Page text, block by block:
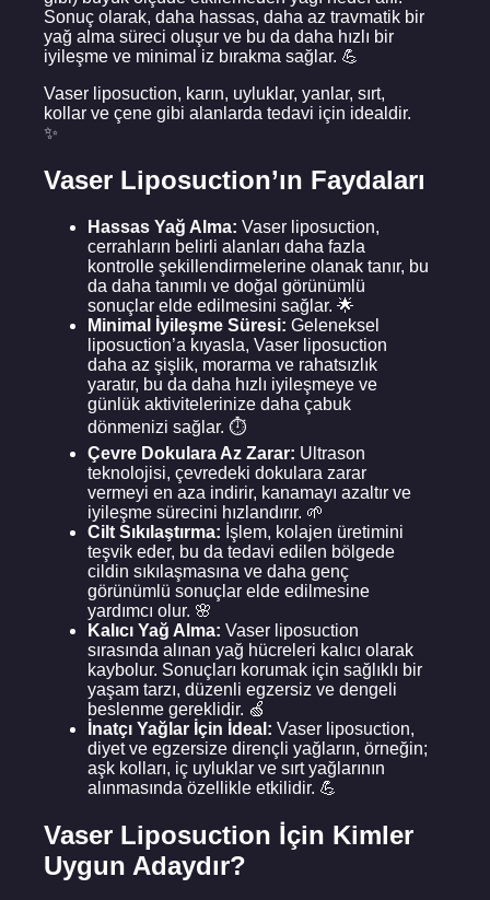
Sonuç olarak, daha hassas, daha az travmatik bir
yağ alma süreci oluşur ve bu da daha hızlı bir
iyileşme ve minimal iz bırakma sağlar. 💪
Vaser liposuction, karın, uyluklar, yanlar, sırt,
kollar ve çene gibi alanlarda tedavi için idealdir.
✨
Vaser Liposuction’ın Faydaları
Hassas Yağ Alma: Vaser liposuction,
cerrahların belirli alanları daha fazla
kontrolle şekillendirmelerine olanak tanır, bu
da daha tanımlı ve doğal görünümlü
sonuçlar elde edilmesini sağlar. 🌟
Minimal İyileşme Süresi: Geleneksel
liposuction’a kıyasla, Vaser liposuction
daha az şişlik, morarma ve rahatsızlık
yaratır, bu da daha hızlı iyileşmeye ve
günlük aktivitelerinize daha çabuk
dönmenizi sağlar. ⏱️
Çevre Dokulara Az Zarar: Ultrason
teknolojisi, çevredeki dokulara zarar
vermeyi en aza indirir, kanamayı azaltır ve
iyileşme sürecini hızlandırır. 🌱
Cilt Sıkılaştırma: İşlem, kolajen üretimini
teşvik eder, bu da tedavi edilen bölgede
cildin sıkılaşmasına ve daha genç
görünümlü sonuçlar elde edilmesine
yardımcı olur. 🌸
Kalıcı Yağ Alma: Vaser liposuction
sırasında alınan yağ hücreleri kalıcı olarak
kaybolur. Sonuçları korumak için sağlıklı bir
yaşam tarzı, düzenli egzersiz ve dengeli
beslenme gereklidir. 🍏
İnatçı Yağlar İçin İdeal: Vaser liposuction,
diyet ve egzersize dirençli yağların, örneğin;
aşk kolları, iç uyluklar ve sırt yağlarının
alınmasında özellikle etkilidir. 💪
Vaser Liposuction İçin Kimler
Uygun Adaydır?